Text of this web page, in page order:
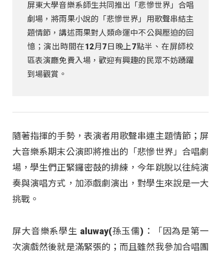
屏東大學音樂系師生共同推出「悲慘世界」合唱
劇場，將雨果小說的「悲慘世界」用歌聲串結主
題情節，講述雨果對人類命運中不公與壓迫的回
憶；演出時間在12月7日晚上7點半、在屏師校
區表演廳免費入場，歡迎有興趣的民眾不妨踴躍
到場觀賞。
隨著指揮的手勢，表演者用歌聲串連主題情節；屏
大音樂系期末公演即將推出的「悲慘世界」合唱劇
場，學生們正緊鑼密鼓的排練，今年跳脫以往純演
奏與演唱方式，加添戲劇演出，對學生來說是一大
挑戰。
屏大音樂系學生 aluway(孫玉儒)：「因為是第一
次演戲然後就是滿緊張的；而且雖然我參加合唱團